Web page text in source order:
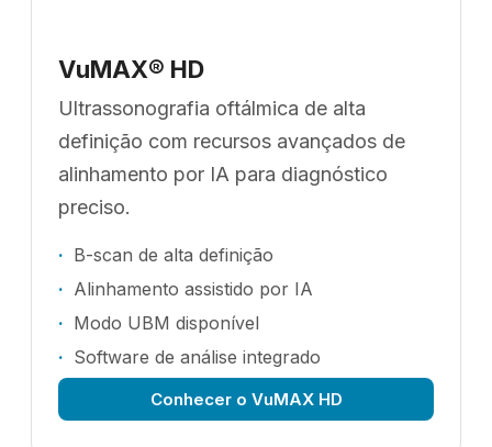
VuMAX® HD
Ultrassonografia oftálmica de alta
definição com recursos avançados de
alinhamento por IA para diagnóstico
preciso.
B-scan de alta definição
Alinhamento assistido por IA
Modo UBM disponível
Software de análise integrado
Conhecer o VuMAX HD